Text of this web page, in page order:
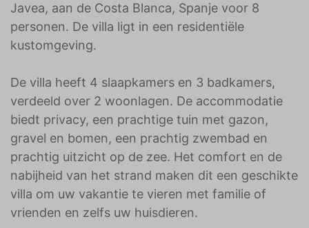
Javea, aan de Costa Blanca, Spanje voor 8
personen. De villa ligt in een residentiële
kustomgeving.
De villa heeft 4 slaapkamers en 3 badkamers,
verdeeld over 2 woonlagen. De accommodatie
biedt privacy, een prachtige tuin met gazon,
gravel en bomen, een prachtig zwembad en
prachtig uitzicht op de zee. Het comfort en de
nabijheid van het strand maken dit een geschikte
villa om uw vakantie te vieren met familie of
vrienden en zelfs uw huisdieren.